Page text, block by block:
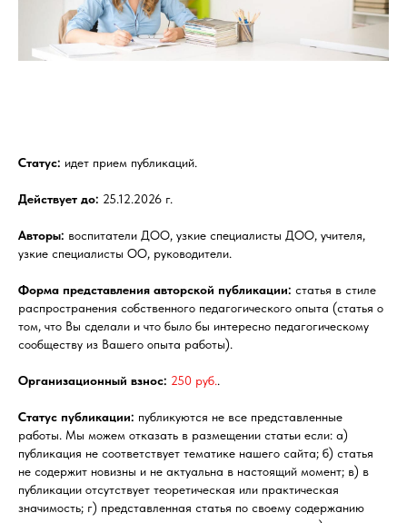
Статус: идет прием публикаций.
Действует до: 25.12.2026 г.
Авторы: воспитатели ДОО, узкие специалисты ДОО, учителя,
узкие специалисты ОО, руководители.
Форма представления авторской публикации: статья в стиле
распространения собственного педагогического опыта (статья о
том, что Вы сделали и что было бы интересно педагогическому
сообществу из Вашего опыта работы).
Организационный взнос: 250 руб..
Статус публикации: публикуются не все представленные
работы. Мы можем отказать в размещении статьи если: а)
публикация не соответствует тематике нашего сайта; б) статья
не содержит новизны и не актуальна в настоящий момент; в) в
публикации отсутствует теоретическая или практическая
значимость; г) представленная статья по своему содержанию